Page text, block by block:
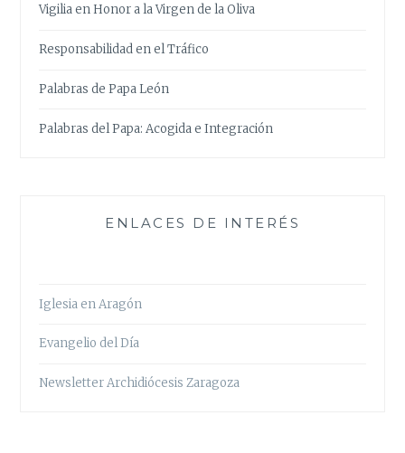
Vigilia en Honor a la Virgen de la Oliva
Responsabilidad en el Tráfico
Palabras de Papa León
Palabras del Papa: Acogida e Integración
ENLACES DE INTERÉS
Iglesia en Aragón
Evangelio del Día
Newsletter Archidiócesis Zaragoza